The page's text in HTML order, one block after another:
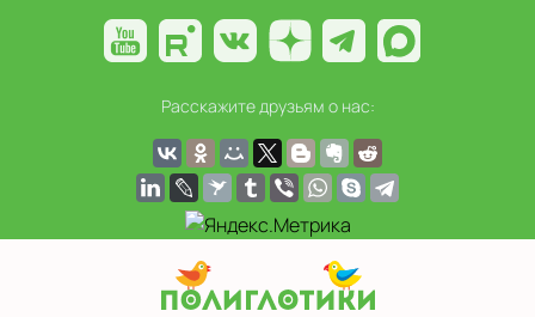
Расскажите друзьям о нас: